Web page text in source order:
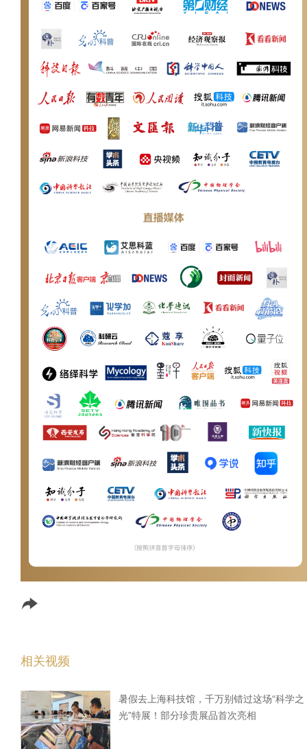
相关视频
暑假去上海科技馆，千万别错过这场“科学之
光”特展！部分珍贵展品首次亮相